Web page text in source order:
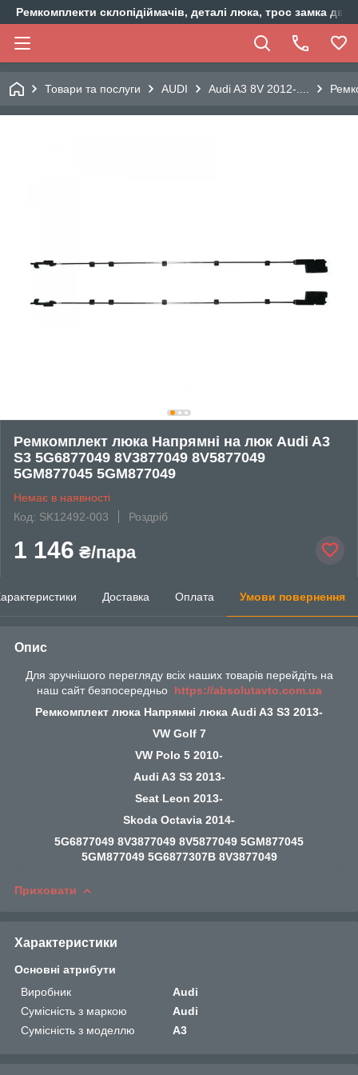
Ремкомплекти склопідіймачів, деталі люка, трос замка
Товари та послуги AUDI Audi A3 8V 2012-....
Ремкомплект люка Напрямні на люк Audi A3
S3 5G6877049 8V3877049 8V5877049
5GM877045 5GM877049
Немає в наявності
Код: SK12492-003
Роздріб
1 146 ₴/пара
Доставка Оплата Умови повернення
Опис
Для зручнішого перегляду всіх наших товарів перейдіть на
наш сайт безпосередньо https://absolutavto.com.ua
Ремкомплект люка Напрямні люка Audi A3 S3 2013-
VW Golf 7
VW Polo 5 2010-
Audi A3 S3 2013-
Seat Leon 2013-
Skoda Octavia 2014-
5G6877049 8V3877049 8V5877049 5GM877045
5GM877049 5G6877307B 8V3877049
Приховати
Характеристики
Основні атрибути
Виробник
Audi
Сумісність з маркою
Audi
Сумісність з моделлю
A3